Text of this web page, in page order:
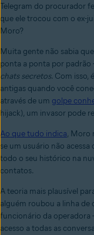
Telegram do procurador
que ele trocou com o ex-
Moro?
Muita gente não sabia
ponta a ponta por padrão
chats secretos. Com isso,
antigas quando você
através de um golpe
hijack), um invasor pode
Ao que tudo indica, Moro
se um usuário não acessa
todo o seu histórico na
contatos.
A teoria mais plausível
alguém roubou a linha de
funcionário da operadora
acesso a todas as